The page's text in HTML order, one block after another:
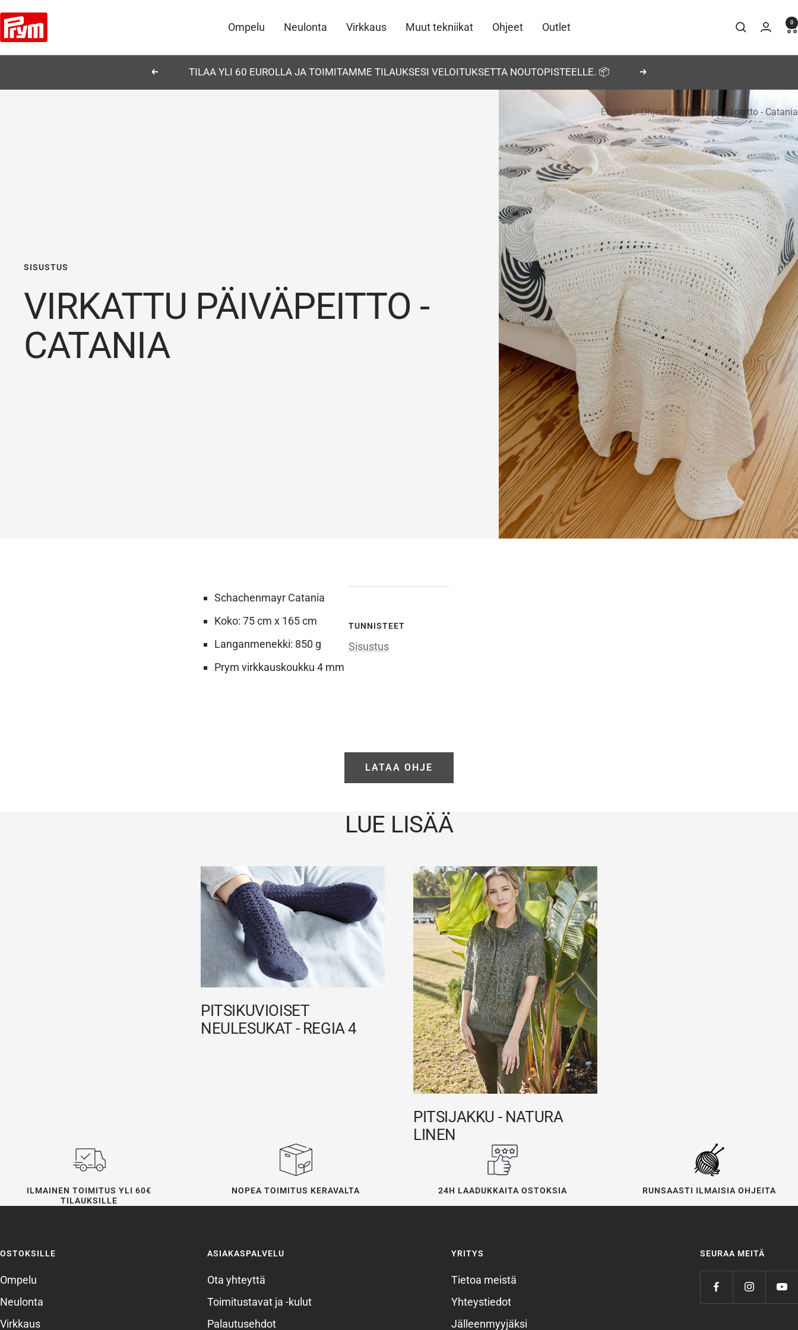
sisältöön
Ompelu Neulonta Virkkaus Muut tekniikat Ohjeet Outlet
Prym 0
EdellinenTILAA YLI 60 EUROLLA JA TOIMITAMME TILAUKSESI VELOITUKSETTA NOUTOPISTEELLE. 📦 Seuraava
Etusivu Ohjeet Virkattu päiväpeitto - Catania
SISUSTUS
VIRKATTU PÄIVÄPEITTO -
CATANIA
TUNNISTEET
Sisustus
Schachenmayr Catania
Koko: 75 cm x 165 cm
Langanmenekki: 850 g
Prym virkkauskoukku 4 mm
LATAA OHJE
LUE LISÄÄ
PITSIKUVIOISET
NEULESUKAT - REGIA 4
PITSIJAKKU - NATURA
LINEN
ILMAINEN TOIMITUS YLI 60€
TILAUKSILLE
NOPEA TOIMITUS KERAVALTA 24H LAADUKKAITA OSTOKSIA RUNSAASTI ILMAISIA OHJEITA
OSTOKSILLE
Ompelu
Neulonta
Virkkaus
ASIAKASPALVELU
Ota yhteyttä
Toimitustavat ja -kulut
Palautusehdot
YRITYS
Tietoa meistä
Yhteystiedot
Jälleenmyyjäksi
SEURAA MEITÄ